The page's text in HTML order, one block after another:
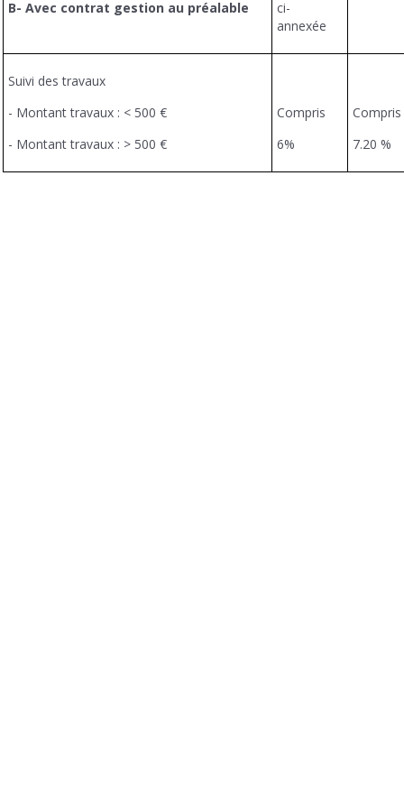
B- Avec contrat gestion au préalable
ci-
annexée
Suivi des travaux
- Montant travaux : < 500 €
- Montant travaux : > 500 €
Compris
6%
Compris
7.20 %